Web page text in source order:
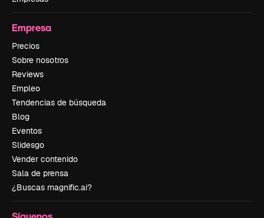
Empresa
Precios
Sobre nosotros
Reviews
Empleo
Tendencias de búsqueda
Blog
Eventos
Slidesgo
Vender contenido
Sala de prensa
¿Buscas magnific.ai?